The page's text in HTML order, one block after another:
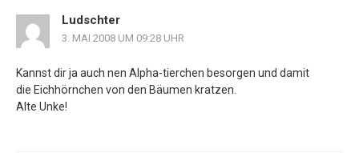
Ludschter
3. MAI 2008 UM 09:28 UHR
Kannst dir ja auch nen Alpha-tierchen besorgen und damit
die Eichhörnchen von den Bäumen kratzen.
Alte Unke!